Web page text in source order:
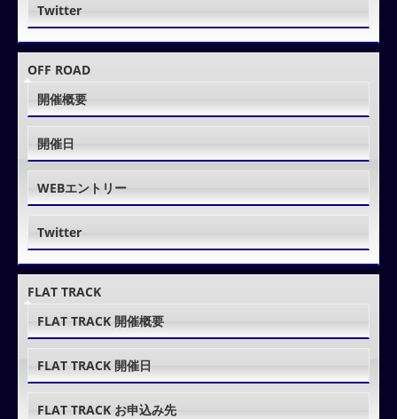
Twitter
OFF ROAD
開催概要
開催日
WEBエントリー
Twitter
FLAT TRACK
FLAT TRACK 開催概要
FLAT TRACK 開催日
FLAT TRACK お申込み先